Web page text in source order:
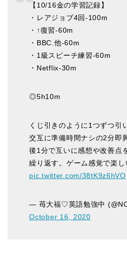
【10/16金の学習記録】
・レアジョブ4回-100m
・↑復習-60m
・BBC.他-60m
・1級スピーチ練習-60m
・Netflix-30m
◎5h10m
くじ引きのように1つずつ引
交互に準備時間ナシの2分即
後1分で互いに感想や改善点
繰り返す。ゲーム感覚で楽し
pic.twitter.com/38tK9z6hVO
— 苺大福♡英語勉強中
October 16, 2020